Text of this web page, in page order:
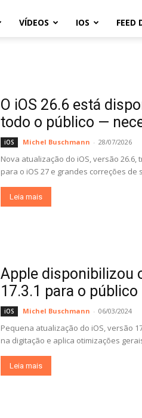
VÍDEOS IOS FEED
O iOS 26.6 está
todo o público —
iOS Michel Buschmann - 28/07/2026
Nova atualização do iOS, versão 26.6,
para o iOS 27 e grandes correções de
Leia mais
Apple disponibilizou
17.3.1 para o público
iOS Michel Buschmann - 06/03/2024
Pequena atualização do iOS, versão
na digitação e aplica otimizações
Leia mais